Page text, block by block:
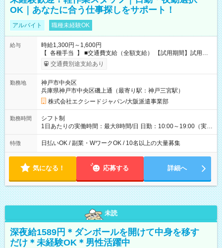
OK｜あなたに合う仕事探しをサポート！
アルバイト 職種未経験OK
給与
時給1,300円～1,600円
【 各種手当 】 ■交通費支給（全額支給） 【試用期間】試用期
間なし交通費別途支給あり
勤務地
神戸市中央区
兵庫県神戸市中央区磯上通（最寄り駅：神戸三宮駅）
株式会社エクシードジャパン/大阪派遣事業部
勤務時間
シフト制
1日あたりの実働時間：最大8時間/日 日勤：10:00～19:00（実働
8時間・休憩1時間） 夜勤：21:00～6:00 または 22:00～
7:00（実働8時間・休憩1時間） 週3日勤務から可 時短勤務可 平
特徴 日払いOK / 副業・WワークOK / 10名以上の大量募集
気になる！ 応募する 詳細へ
未読
深夜給1589円＊ダンボールを開けて中身を移す
だけ＊未経験OK＊男性活躍中